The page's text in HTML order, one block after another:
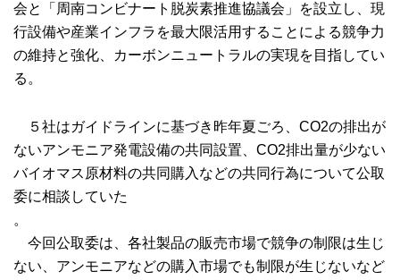
会と「周南コンビナート脱炭素推進協議会」を設立し、現
行設備や産業インフラを最大限活用することによる競争力
の維持と強化、カーボンニュートラルの実現を目指してい
る。
５社はガイドラインに基づき昨年夏ごろ、CO2の排出が
ないアンモニア発電設備の共同設置、CO2排出量が少ない
バイオマス原材料の共同購入などの共同行為について公取
委に相談していた
。
今回公取委は、各社製品の販売市場で競争の制限は生じ
ない、アンモニアなどの購入市場でも制限が生じないなど